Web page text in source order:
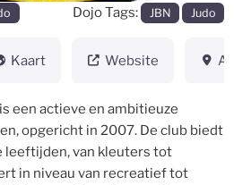
Dojo Tags: JBN Judo
Kaart Website
een actieve en ambitieuze
opgericht in 2007. De club biedt
leeftijden, van kleuters tot
in niveau van recreatief tot